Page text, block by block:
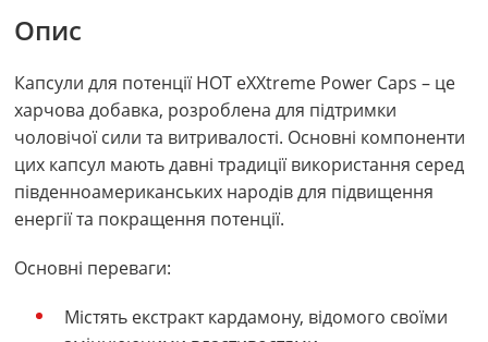
Опис
Капсули для потенції HOT eXXtreme Power Caps – це
харчова добавка, розроблена для підтримки
чоловічої сили та витривалості. Основні компоненти
цих капсул мають давні традиції використання серед
південноамериканських народів для підвищення
енергії та покращення потенції.
Основні переваги:
Містять екстракт кардамону, відомого своїми